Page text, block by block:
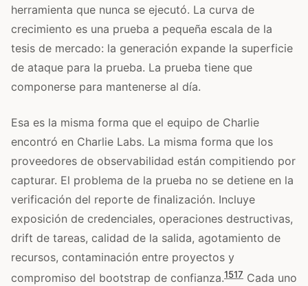
herramienta que nunca se ejecutó. La curva de
crecimiento es una prueba a pequeña escala de la
tesis de mercado: la generación expande la superficie
de ataque para la prueba. La prueba tiene que
componerse para mantenerse al día.
Esa es la misma forma que el equipo de Charlie
encontró en Charlie Labs. La misma forma que los
proveedores de observabilidad están compitiendo por
capturar. El problema de la prueba no se detiene en la
verificación del reporte de finalización. Incluye
exposición de credenciales, operaciones destructivas,
drift de tareas, calidad de la salida, agotamiento de
recursos, contaminación entre proyectos y
compromiso del bootstrap de confianza.1517 Cada uno